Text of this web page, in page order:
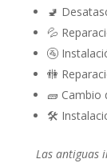
🚽
💦
🚰
🚻
🧱 Cambio
🛠️
Las antiguas